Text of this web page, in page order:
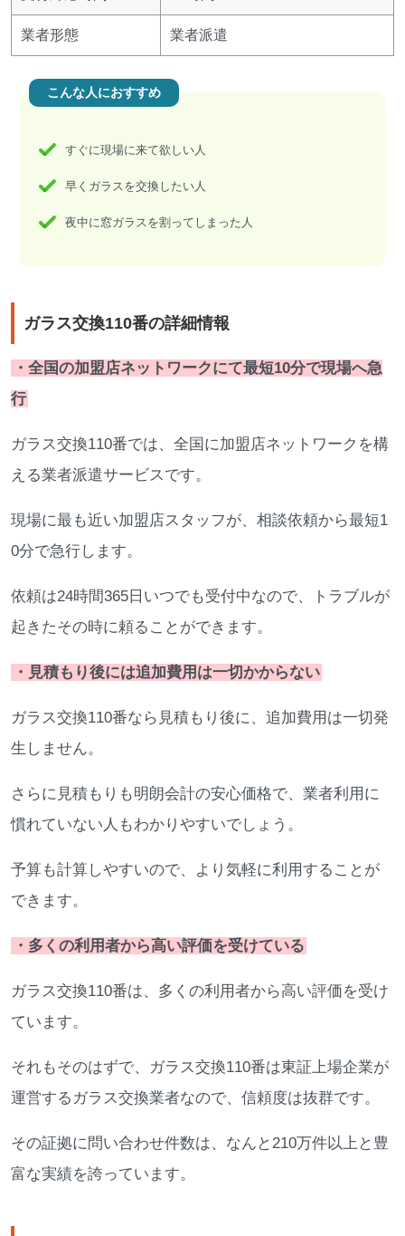
業者形態 業者派遣
こんな人におすすめ
すぐに現場に来て欲しい人
早くガラスを交換したい人
夜中に窓ガラスを割ってしまった人
ガラス交換110番の詳細情報
・全国の加盟店ネットワークにて最短10分で現場へ急
行
ガラス交換110番では、全国に加盟店ネットワークを構
える業者派遣サービスです。
現場に最も近い加盟店スタッフが、相談依頼から最短1
0分で急行します。
依頼は24時間365日いつでも受付中なので、トラブルが
起きたその時に頼ることができます。
・見積もり後には追加費用は一切かからない
ガラス交換110番なら見積もり後に、追加費用は一切発
生しません。
さらに見積もりも明朗会計の安心価格で、業者利用に
慣れていない人もわかりやすいでしょう。
予算も計算しやすいので、より気軽に利用することが
できます。
・多くの利用者から高い評価を受けている
ガラス交換110番は、多くの利用者から高い評価を受け
ています。
それもそのはずで、ガラス交換110番は東証上場企業が
運営するガラス交換業者なので、信頼度は抜群です。
その証拠に問い合わせ件数は、なんと210万件以上と豊
富な実績を誇っています。